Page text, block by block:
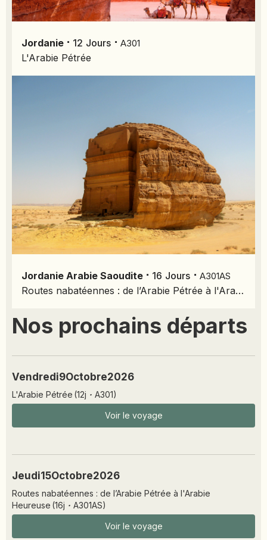
SIERRA LEONE
SRI LANKA
TADJIKISTAN
Jordanie ⋅ 12 Jours ⋅ A301
L'Arabie Pétrée
Jordanie Arabie Saoudite ⋅ 16 Jours ⋅ A301AS
Routes nabatéennes : de l’Arabie Pétrée à l'Arabie Heureuse
Nos prochains départs
Vendredi9Octobre2026
L'Arabie Pétrée (12j · A301)
Voir le voyage
Jeudi15Octobre2026
Routes nabatéennes : de l’Arabie Pétrée à l'Arabie
Heureuse (16j · A301AS)
Voir le voyage